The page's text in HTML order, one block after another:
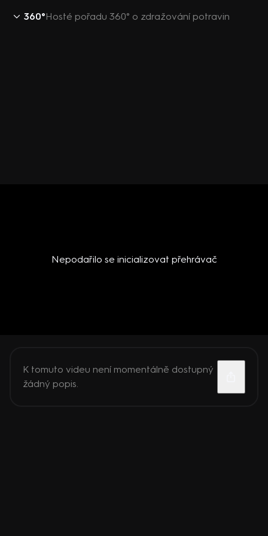
360°Hosté pořadu 360° o zdražování potravin
Nepodařilo se inicializovat přehrávač
K tomuto videu není momentálně dostupný
žádný popis.